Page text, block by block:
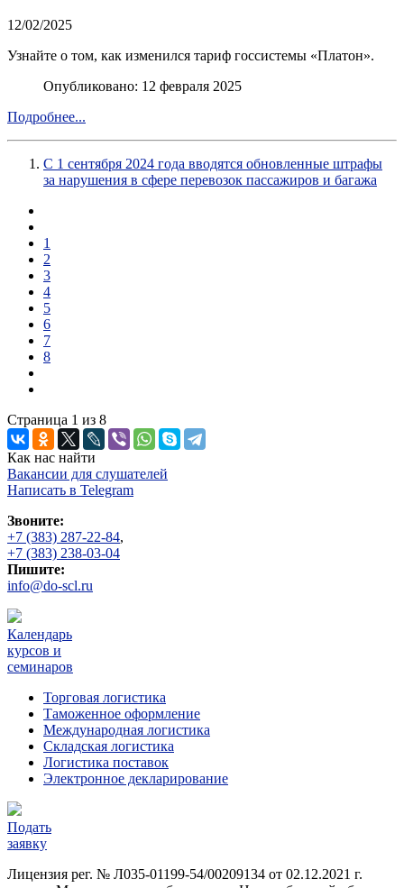
12/02/2025
Узнайте о том, как изменился тариф госсистемы «Платон».
Опубликовано: 12 февраля 2025
Подробнее...
С 1 сентября 2024 года вводятся обновленные штрафы
за нарушения в сфере перевозок пассажиров и багажа
1
2
3
4
5
6
7
8
Страница 1 из 8
Как нас найти
Вакансии для слушателей
Написать в Telegram
Звоните:
+7 (383) 287-22-84,
+7 (383) 238-03-04
Пишите:
info@do-scl.ru
Календарь
курсов и
семинаров
Торговая логистика
Таможенное оформление
Международная логистика
Складская логистика
Логистика поставок
Электронное декларирование
Подать
заявку
Лицензия рег. № Л035-01199-54/00209134 от 02.12.2021 г.